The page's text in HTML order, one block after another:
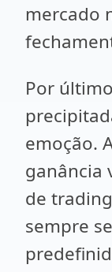
mercado
Por
emoção.
ganância
de
sempre